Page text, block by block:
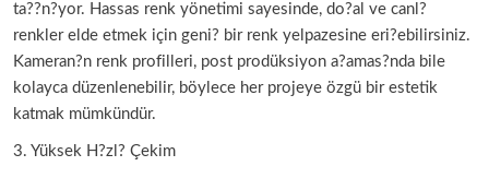
ta??n?yor. Hassas renk yönetimi sayesinde, do?al ve canl?
renkler elde etmek için geni? bir renk yelpazesine eri?ebilirsiniz.
Kameran?n renk profilleri, post prodüksiyon a?amas?nda bile
kolayca düzenlenebilir, böylece her projeye özgü bir estetik
katmak mümkündür.
3. Yüksek H?zl? Çekim